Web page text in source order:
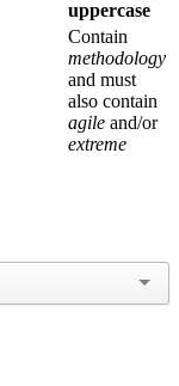
uppercase
Contain
methodology
and must
also contain
agile and/or
extreme